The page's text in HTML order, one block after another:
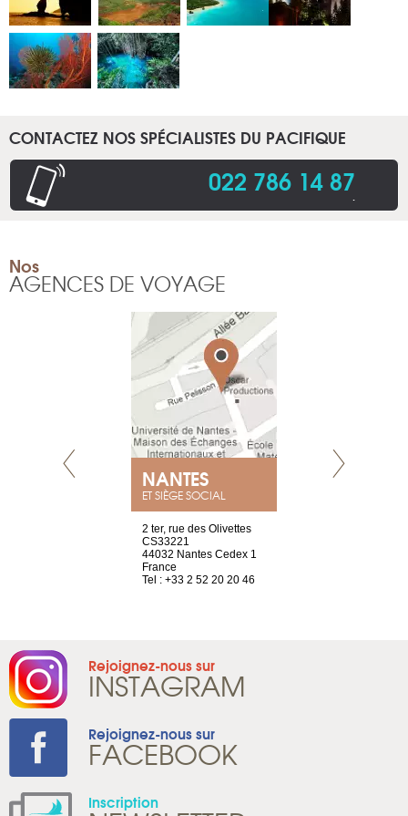
CONTACTEZ NOS SPÉCIALISTES DU PACIFIQUE
022 786 14 87.
Nos
AGENCES DE VOYAGE
NANTES
ET SIÈGE SOCIAL
2 ter, rue des Olivettes
CS33221
44032 Nantes Cedex 1
France
Tel : +33 2 52 20 20 46
Rejoignez-nous sur
INSTAGRAM
Rejoignez-nous sur
FACEBOOK
Inscription